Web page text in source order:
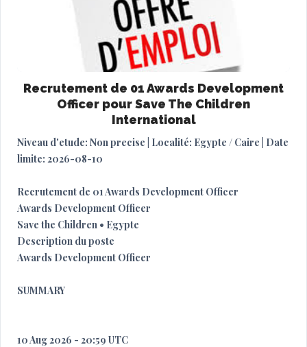
Recrutement de 01 Awards Development
Officer pour Save The Children
International
Niveau d'etude: Non precise | Localité: Egypte / Caire | Date
limite: 2026-08-10
Recrutement de 01 Awards Development Officer
Awards Development Officer
Save the Children • Egypte
Description du poste
Awards Development Officer
SUMMARY
10 Aug 2026 - 20:59 UTC